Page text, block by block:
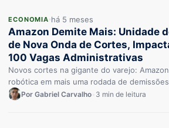
ECONOMIA há 5 meses
Amazon Demite Mais: Unidade
de Nova Onda de Cortes,
100 Vagas Administrativas
Novos cortes na gigante do varejo:
robótica em mais uma rodada de
promoveu…
Por Gabriel Carvalho 3 min de leitura